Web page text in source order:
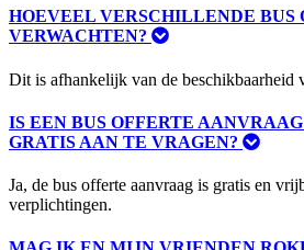
HOEVEEL VERSCHILLENDE BUS
VERWACHTEN?
Dit is afhankelijk van de beschikbaarheid
IS EEN BUS OFFERTE
GRATIS AAN TE VRAGEN?
Ja, de bus offerte aanvraag is gratis en
verplichtingen.